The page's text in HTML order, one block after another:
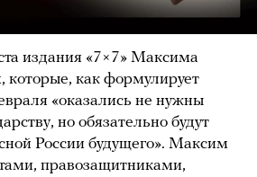
издания «7×7» Максима
которые, как формулирует
«оказались не нужны
но обязательно будут
России будущего». Максим
правозащитниками,